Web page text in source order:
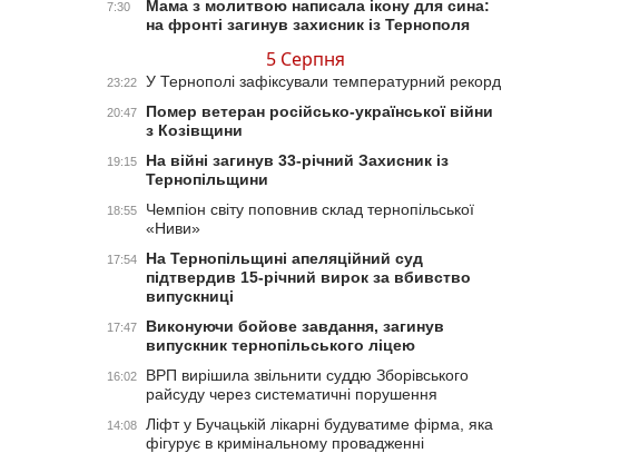
7:30
Мама з молитвою написала ікону для сина:
на фронті загинув захисник із Тернополя
5 Серпня
23:22 У Тернополі зафіксували температурний рекорд
20:47
Помер ветеран російсько-української війни
з Козівщини
19:15
На війні загинув 33-річний Захисник із
Тернопільщини
18:55
Чемпіон світу поповнив склад тернопільської
«Ниви»
17:54
На Тернопільщині апеляційний суд
підтвердив 15-річний вирок за вбивство
випускниці
17:47
Виконуючи бойове завдання, загинув
випускник тернопільського ліцею
16:02
ВРП вирішила звільнити суддю Зборівського
райсуду через систематичні порушення
14:08
Ліфт у Бучацькій лікарні будуватиме фірма, яка
фігурує в кримінальному провадженні